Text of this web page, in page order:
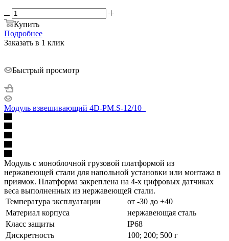
Купить
Подробнее
Заказать в 1 клик
Быстрый просмотр
Модуль взвешивающий 4D-PM.S-12/10_
Модуль с моноблочной грузовой платформой из
нержавеющей стали для напольной установки или монтажа в
приямок. Платформа закреплена на 4-х цифровых датчиках
веса выполненных из нержавеющей стали.
Температура эксплуатации
от -30 до +40
Материал корпуса
нержавеющая сталь
Класс защиты
IP68
Дискретность
100; 200; 500 г